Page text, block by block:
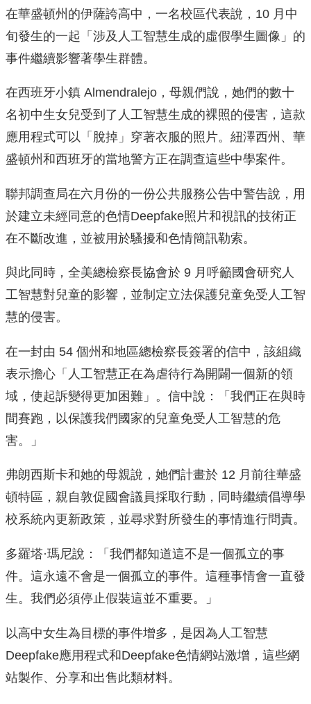
在華盛頓州的伊薩誇高中，一名校區代表說，10 月中
旬發生的一起「涉及人工智慧生成的虛假學生圖像」的
事件繼續影響著學生群體。
在西班牙小鎮 Almendralejo，母親們說，她們的數十
名初中生女兒受到了人工智慧生成的裸照的侵害，這款
應用程式可以「脫掉」穿著衣服的照片。紐澤西州、華
盛頓州和西班牙的當地警方正在調查這些中學案件。
聯邦調查局在六月份的一份公共服務公告中警告說，用
於建立未經同意的色情Deepfake照片和視訊的技術正
在不斷改進，並被用於騷擾和色情簡訊勒索。
與此同時，全美總檢察長協會於 9 月呼籲國會研究人
工智慧對兒童的影響，並制定立法保護兒童免受人工智
慧的侵害。
在一封由 54 個州和地區總檢察長簽署的信中，該組織
表示擔心「人工智慧正在為虐待行為開闢一個新的領
域，使起訴變得更加困難」。信中說：「我們正在與時
間賽跑，以保護我們國家的兒童免受人工智慧的危
害。」
弗朗西斯卡和她的母親說，她們計畫於 12 月前往華盛
頓特區，親自敦促國會議員採取行動，同時繼續倡導學
校系統內更新政策，並尋求對所發生的事情進行問責。
多羅塔·瑪尼說：「我們都知道這不是一個孤立的事
件。這永遠不會是一個孤立的事件。這種事情會一直發
生。我們必須停止假裝這並不重要。」
以高中女生為目標的事件增多，是因為人工智慧
Deepfake應用程式和Deepfake色情網站激增，這些網
站製作、分享和出售此類材料。